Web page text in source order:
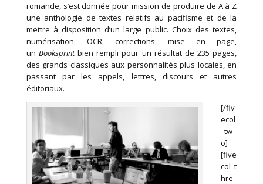
romande, s’est donnée pour mission de produire de A à Z
une anthologie de textes relatifs au pacifisme et de la
mettre à disposition d’un large public. Choix des textes,
numérisation, OCR, corrections, mise en page,
un Booksprintbien rempli pour un résultat de 235 pages,
des grands classiques aux personnalités plus locales, en
passant par les appels, lettres, discours et autres
éditoriaux.
[/fiv
ecol
_tw
o]
[five
col_t
hre